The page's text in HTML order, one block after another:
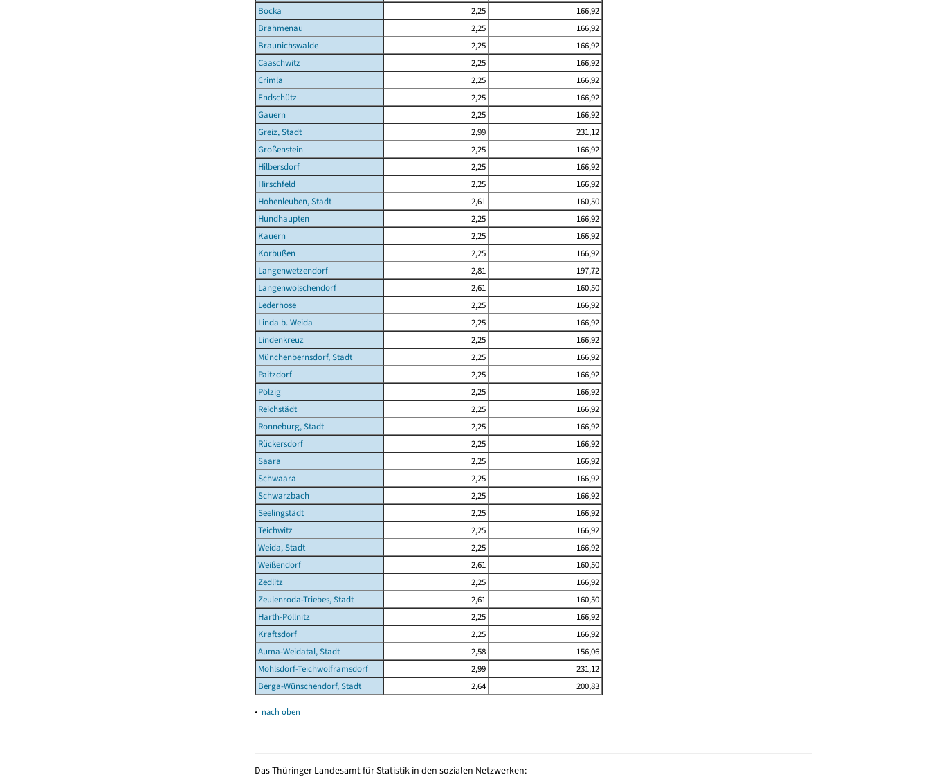
Bocka
2,25
166,92
Brahmenau
2,25
166,92
Braunichswalde
2,25
166,92
Caaschwitz
2,25
166,92
Crimla
2,25
166,92
Endschütz
2,25
166,92
Gauern
2,25
166,92
Greiz, Stadt
2,99
231,12
Großenstein
2,25
166,92
Hilbersdorf
2,25
166,92
Hirschfeld
2,25
166,92
Hohenleuben, Stadt
2,61
160,50
Hundhaupten
2,25
166,92
Kauern
2,25
166,92
Korbußen
2,25
166,92
Langenwetzendorf
2,81
197,72
Langenwolschendorf
2,61
160,50
Lederhose
2,25
166,92
Linda b. Weida
2,25
166,92
Lindenkreuz
2,25
166,92
Münchenbernsdorf, Stadt
2,25
166,92
Paitzdorf
2,25
166,92
Pölzig
2,25
166,92
Reichstädt
2,25
166,92
Ronneburg, Stadt
2,25
166,92
Rückersdorf
2,25
166,92
Saara
2,25
166,92
Schwaara
2,25
166,92
Schwarzbach
2,25
166,92
Seelingstädt
2,25
166,92
Teichwitz
2,25
166,92
Weida, Stadt
2,25
166,92
Weißendorf
2,61
160,50
Zedlitz
2,25
166,92
Zeulenroda-Triebes, Stadt
2,61
160,50
Harth-Pöllnitz
2,25
166,92
Kraftsdorf
2,25
166,92
Auma-Weidatal, Stadt
2,58
156,06
Mohlsdorf-Teichwolframsdorf
2,99
231,12
Berga-Wünschendorf, Stadt
2,64 200,83
▴ nach oben
Das Thüringer Landesamt für Statistik in den sozialen Netzwerken: